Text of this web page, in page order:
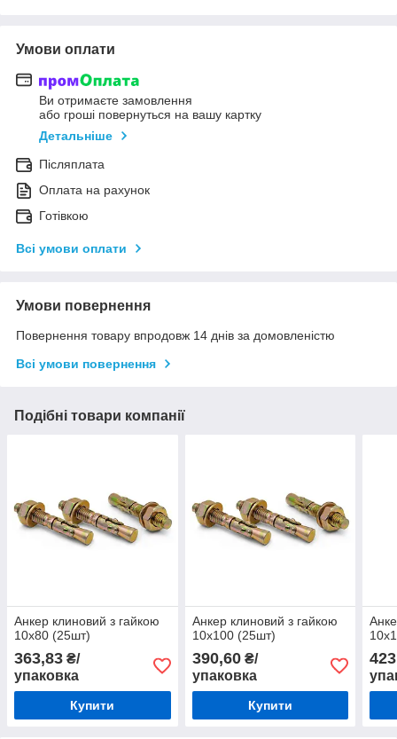
Умови оплати
Ви отримаєте замовлення
або гроші повернуться на вашу картку
Детальніше
Післяплата
Оплата на рахунок
Готівкою
Всі умови оплати
Умови повернення
Повернення товару впродовж 14 днів за домовленістю
Всі умови повернення
Подібні товари компанії
Анкер клиновий з гайкою
10х80 (25шт)
363,83 ₴/
упаковка
Купити
Анкер клиновий з гайкою
10х100 (25шт)
390,60₴/
упаковка
Купити